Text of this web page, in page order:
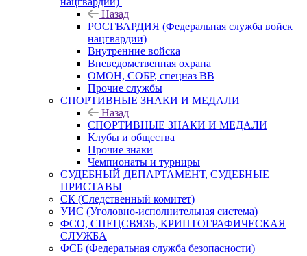
Назад
РОСГВАРДИЯ (Федеральная служба войск
нацгвардии)
Внутренние войска
Вневедомственная охрана
ОМОН, СОБР, спецназ ВВ
Прочие службы
СПОРТИВНЫЕ ЗНАКИ И МЕДАЛИ
Назад
СПОРТИВНЫЕ ЗНАКИ И МЕДАЛИ
Клубы и общества
Прочие знаки
Чемпионаты и турниры
СУДЕБНЫЙ ДЕПАРТАМЕНТ, СУДЕБНЫЕ
ПРИСТАВЫ
СК (Следственный комитет)
УИС (Уголовно-исполнительная система)
ФСО, СПЕЦСВЯЗЬ, КРИПТОГРАФИЧЕСКАЯ
СЛУЖБА
ФСБ (Федеральная служба безопасности)